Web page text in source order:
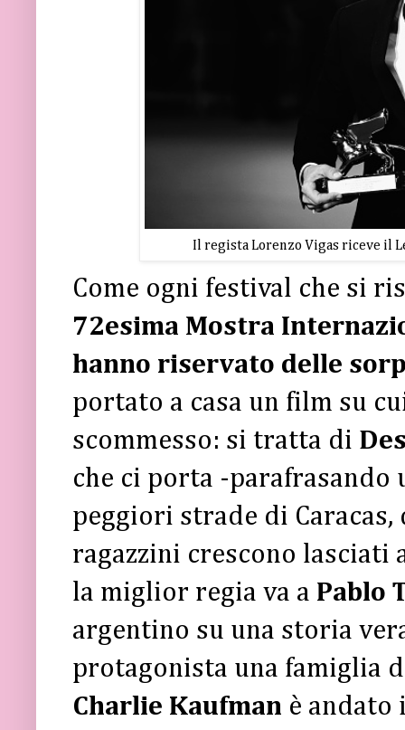
Il regista Lorenzo Vigas riceve il
Come ogni festival che si
72esima Mostra
hanno riservato delle
portato a casa un film su
scommesso: si tratta di
che ci porta -parafrasando
peggiori strade di
ragazzini crescono lasciati
la miglior regia va a Pablo
argentino su una storia
protagonista una famiglia
Charlie Kaufman è